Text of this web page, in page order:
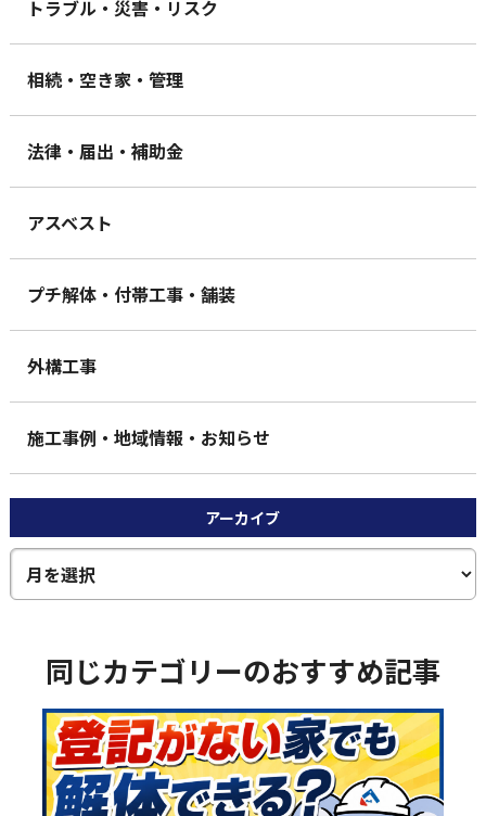
トラブル・災害・リスク
相続・空き家・管理
法律・届出・補助金
アスベスト
プチ解体・付帯工事・舗装
外構工事
施工事例・地域情報・お知らせ
アーカイブ
同じカテゴリーのおすすめ記事